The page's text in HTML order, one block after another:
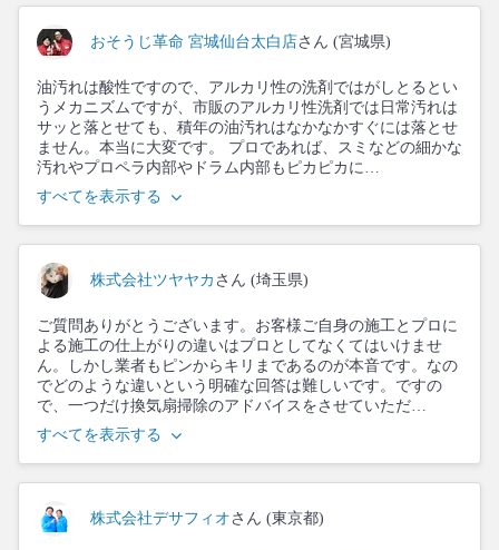
おそうじ革命 宮城仙台太白店さん (宮城県)
油汚れは酸性ですので、アルカリ性の洗剤ではがしとるとい
うメカニズムですが、市販のアルカリ性洗剤では日常汚れは
サッと落とせても、積年の油汚れはなかなかすぐには落とせ
ません。本当に大変です。 プロであれば、スミなどの細かな
汚れやプロペラ内部やドラム内部もピカピカに…
すべてを表示する
株式会社ツヤヤカ さん (埼玉県)
ご質問ありがとうございます。お客様ご自身の施工とプロに
よる施工の仕上がりの違いはプロとしてなくてはいけませ
ん。しかし業者もピンからキリまであるのが本音です。なの
でどのような違いという明確な回答は難しいです。ですの
で、一つだけ換気扇掃除のアドバイスをさせていただ…
すべてを表示する
株式会社デサフィオ さん (東京都)